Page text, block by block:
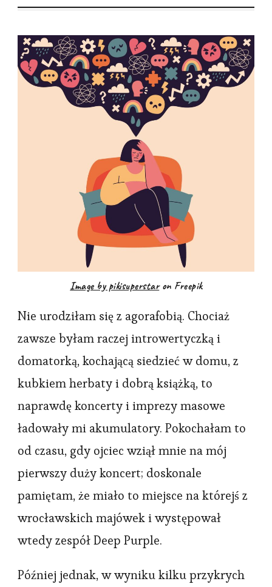
Image by pikisuperstaron Freepik
Nie urodziłam się z agorafobią. Chociaż
zawsze byłam raczej introwertyczką i
domatorką, kochającą siedzieć w domu, z
kubkiem herbaty i dobrą książką, to
naprawdę koncerty i imprezy masowe
ładowały mi akumulatory. Pokochałam to
od czasu, gdy ojciec wziął mnie na mój
pierwszy duży koncert; doskonale
pamiętam, że miało to miejsce na którejś z
wrocławskich majówek i występował
wtedy zespół Deep Purple.
Później jednak, w wyniku kilku przykrych